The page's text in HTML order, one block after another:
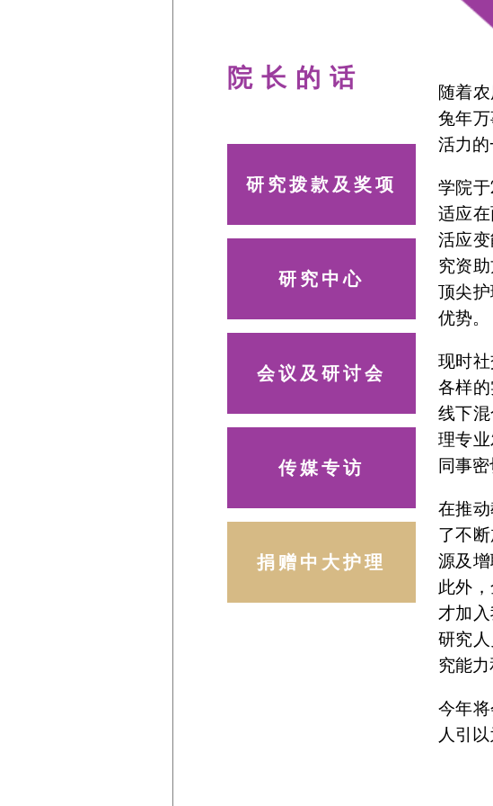
院长的话
研究拨款及奖项
研究中心
会议及研讨会
传媒专访
捐赠中大护理
随着
兔年
活力的
学院
适应
活应
究资
顶尖
优势。
现时
各样
线下
理专
同事
在推
了不
源及
此外
才加
研究
究能力
今年
人引